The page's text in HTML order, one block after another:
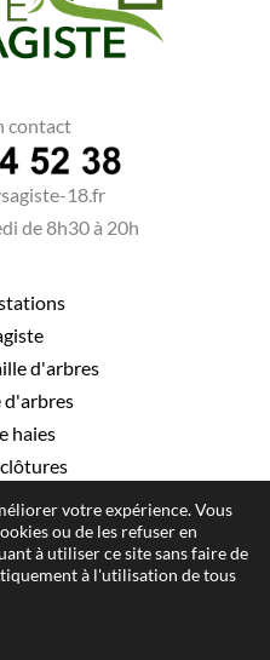
contact
18.fr
de 8h30 à 20h
d'arbres
d'arbres
haies
droits réservés
votre expérience. Vous
ou de les refuser en
à utiliser ce site sans faire de
à l'utilisation de tous